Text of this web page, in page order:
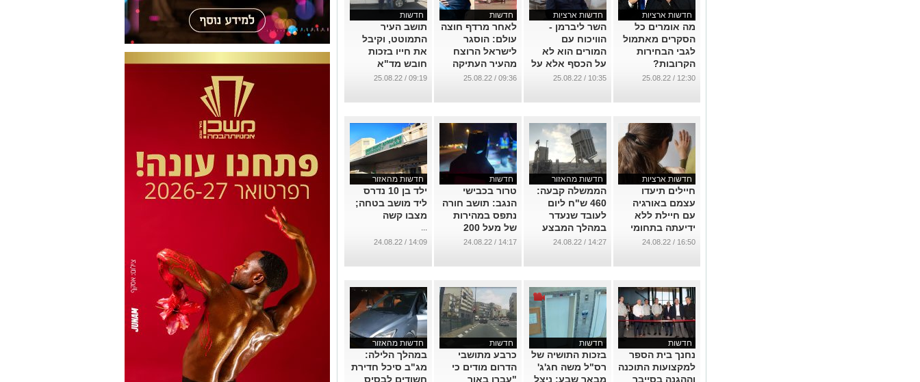
חדשות ארציות
מה אומרים כל
הסקרים מאתמול
לגבי הבחירות
הקרובות?
...
12:30 / 25.08.22
חדשות ארציות
השר ליברמן -
הוויכוח עם
המורים הוא לא
על הכסף אלא על
מצוינות
10:35 / 25.08.22
חדשות
לאחר מרדף חוצה
עולם: הוסגר
לישראל הרוצח
מהעיר העתיקה
...
09:36 / 25.08.22
חדשות
תושב העיר
התמוטט, וקיבל
את חייו בזכות
חובש מד"א
שעמד מאחוריו
...
09:19 / 25.08.22
חדשות ארציות
חיילים תיעדו
עצמם באורגיה
עם חיילת ללא
ידיעתה בתחומי
הבסיס
16:50 / 24.08.22
חדשות מהאזור
הממשלה קבעה:
460 ש"ח ליום
לעובד שנעדר
במהלך המבצע
...
14:27 / 24.08.22
חדשות
טרור בכבישי
הנגב: תושב חורה
נתפס במהירות
של מעל 200
קמ"ש
14:17 / 24.08.22
חדשות מהאזור
ילד בן 10 נדרס
ליד מושב בטחה;
מצבו קשה
...
14:09 / 24.08.22
חדשות
נחנך בית הספר
למקצועות התוכנה
וההגנה בסייבר
חדשות
בזכות התושיה של
רס"ל משה חג'ג'
מבאר שבע: ניצל
חדשות
כרבע מתושבי
הדרום מודים כי
"עברו באור
חדשות מהאזור
במהלך הלילה:
מג"ב סיכל חדירת
חשודים לבסיס